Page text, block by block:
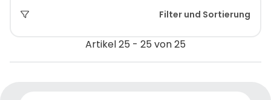
Filter und Sortierung
Artikel 25 - 25 von 25